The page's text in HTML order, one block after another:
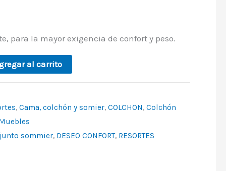
para la mayor exigencia de confort y peso.
al carrito
,Cama, colchón y somier,COLCHON,Colchón
sommier, DESEO CONFORT, RESORTES